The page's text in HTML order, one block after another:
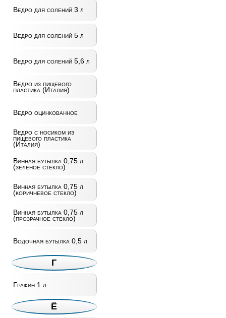
Ведро для солений 3 л
Ведро для солений 5 л
Ведро для солений 5,6 л
Ведро из пищевого
пластика (Италия)
Ведро оцинкованное
Ведро с носиком из
пищевого пластика
(Италия)
Винная бутылка 0,75 л
(зеленое стекло)
Винная бутылка 0,75 л
(коричневое стекло)
Винная бутылка 0,75 л
(прозрачное стекло)
Водочная бутылка 0,5 л
Г
Графин 1 л
Ё